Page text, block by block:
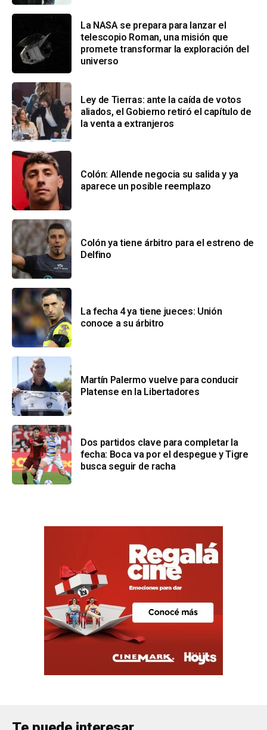
La NASA se prepara para lanzar el
telescopio Roman, una misión que
promete transformar la exploración del
universo
Ley de Tierras: ante la caída de votos
aliados, el Gobierno retiró el capítulo de
la venta a extranjeros
Colón: Allende negocia su salida y ya
aparece un posible reemplazo
Colón ya tiene árbitro para el estreno de
Delfino
La fecha 4 ya tiene jueces: Unión
conoce a su árbitro
Martín Palermo vuelve para conducir
Platense en la Libertadores
Dos partidos clave para completar la
fecha: Boca va por el despegue y Tigre
busca seguir de racha